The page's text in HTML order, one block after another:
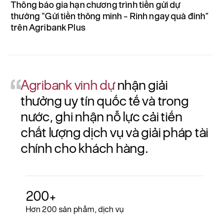
Thông báo gia hạn chương trình tiền gửi dự
thưởng “Gửi tiền thông minh – Rinh ngay quà đỉnh”
trên Agribank Plus
Agribank vinh dự nhận giải
thưởng uy tín quốc tế và trong
nước, ghi nhận nỗ lực cải tiến
chất lượng dịch vụ và giải pháp tài
chính cho khách hàng.
200+
Hơn 200 sản phẩm, dịch vụ